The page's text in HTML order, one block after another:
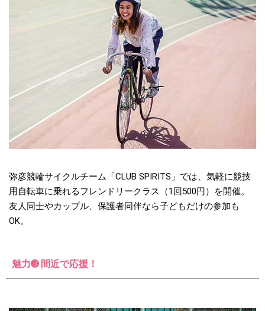
弥彦競輪サイクルチーム「CLUB SPIRITS」では、気軽に競技
用自転車に乗れるフレンドリークラス（1回500円）を開催。
友人同士やカップル、保護者同伴なら子どもだけの参加も
OK。
魅力➌ 間近で応援！